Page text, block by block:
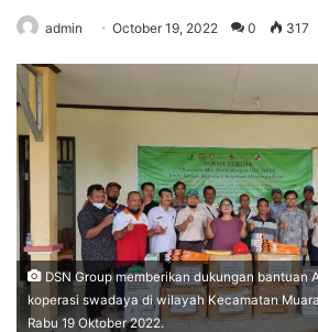
admin October 19, 2022 0 317
DSN Group memberikan dukungan bantuan
koperasi swadaya di wilayah Kecamatan
Rabu 19 Oktober 2022.